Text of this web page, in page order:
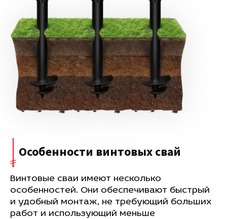
Особенности винтовых свай
Винтовые сваи имеют несколько
особенностей. Они обеспечивают быстрый
и удобный монтаж, не требующий больших
работ и использующий меньше